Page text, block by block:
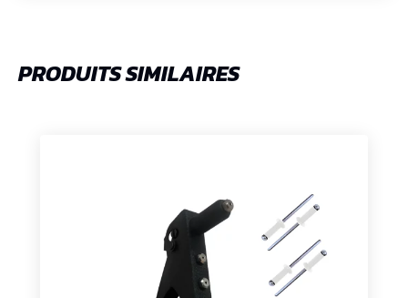
PRODUITS SIMILAIRES